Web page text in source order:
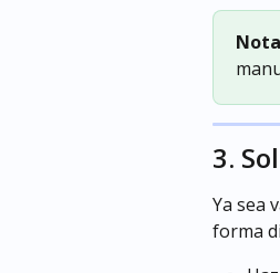
3.
Ya sea
forma